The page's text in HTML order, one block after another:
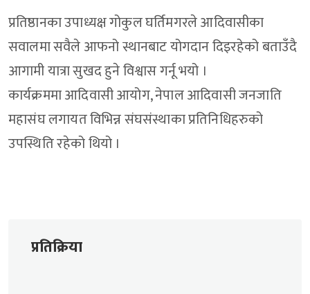
प्रतिष्ठानका उपाध्यक्ष गोकुल घर्तिमगरले आदिवासीका
सवालमा सवैले आफनो स्थानबाट योगदान दिइरहेको बताउँदै
आगामी यात्रा सुखद हुने विश्वास गर्नू भयो ।
कार्यक्रममा आदिवासी आयोग, नेपाल आदिवासी जनजाति
महासंघ लगायत विभिन्न संघसंस्थाका प्रतिनिधिहरुको
उपस्थिति रहेको थियो ।
प्रतिक्रिया